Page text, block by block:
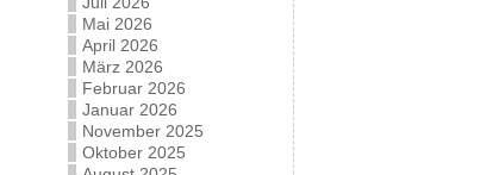
Mai 2026
April 2026
März 2026
Februar 2026
Januar 2026
November 2025
Oktober 2025